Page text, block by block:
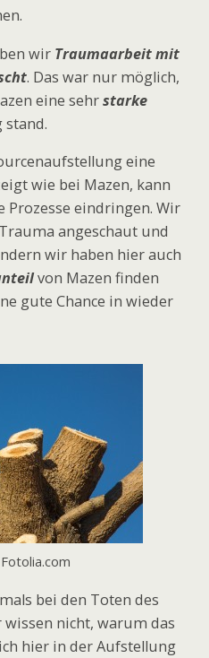
wir Traumaarbeit mit
. Das war nur möglich,
eine sehrstarke
eine
wie bei Mazen, kann
eindringen. Wir
angeschaut und
wir haben hier auch
von Mazen finden
gute Chance in wieder
bei den Toten des
wissen nicht, warum das
hier in der Aufstellung